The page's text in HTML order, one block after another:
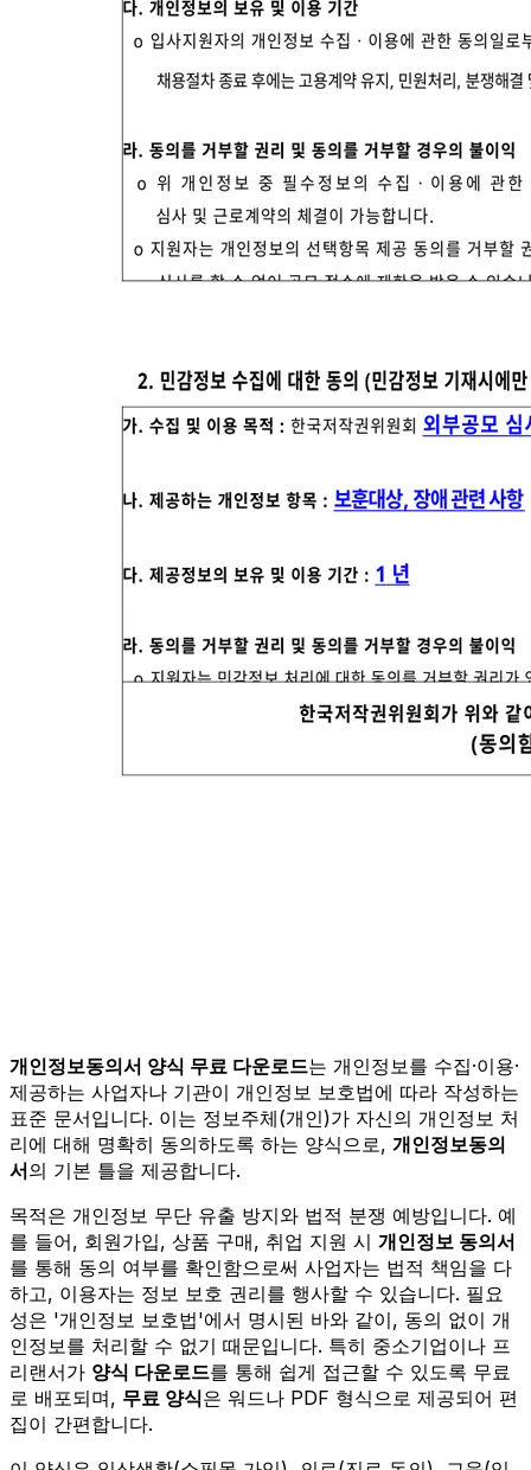
개인정보동의서 양식 무료 다운로드는 개인정보를 수집·이용·
제공하는 사업자나 기관이 개인정보 보호법에 따라 작성하는
표준 문서입니다. 이는 정보주체(개인)가 자신의 개인정보 처
리에 대해 명확히 동의하도록 하는 양식으로, 개인정보동의
서의 기본 틀을 제공합니다.
목적은 개인정보 무단 유출 방지와 법적 분쟁 예방입니다. 예
를 들어, 회원가입, 상품 구매, 취업 지원 시 개인정보 동의서
를 통해 동의 여부를 확인함으로써 사업자는 법적 책임을 다
하고, 이용자는 정보 보호 권리를 행사할 수 있습니다. 필요
성은 '개인정보 보호법'에서 명시된 바와 같이, 동의 없이 개
인정보를 처리할 수 없기 때문입니다. 특히 중소기업이나 프
리랜서가 양식 다운로드를 통해 쉽게 접근할 수 있도록 무료
로 배포되며, 무료 양식은 워드나 PDF 형식으로 제공되어 편
집이 간편합니다.